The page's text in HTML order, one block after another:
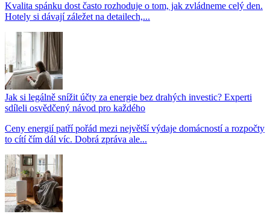
Kvalita spánku dost často rozhoduje o tom, jak zvládneme celý den.
Hotely si dávají záležet na detailech,...
Jak si legálně snížit účty za energie bez drahých investic? Experti
sdíleli osvědčený návod pro každého
Ceny energií patří pořád mezi největší výdaje domácností a rozpočty
to cítí čím dál víc. Dobrá zpráva ale...